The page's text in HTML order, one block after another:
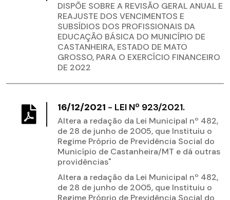
DISPÕE SOBRE A REVISÃO GERAL ANUAL E
REAJUSTE DOS VENCIMENTOS E
SUBSÍDIOS DOS PROFISSIONAIS DA
EDUCAÇÃO BÁSICA DO MUNICÍPIO DE
CASTANHEIRA, ESTADO DE MATO
GROSSO, PARA O EXERCÍCIO FINANCEIRO
DE 2022
16/12/2021 - LEI Nº 923/2021.
Altera a redação da Lei Municipal nº 482,
de 28 de junho de 2005, que Instituiu o
Regime Próprio de Previdência Social do
Município de Castanheira/MT e dá outras
providências"
Altera a redação da Lei Municipal nº 482,
de 28 de junho de 2005, que Instituiu o